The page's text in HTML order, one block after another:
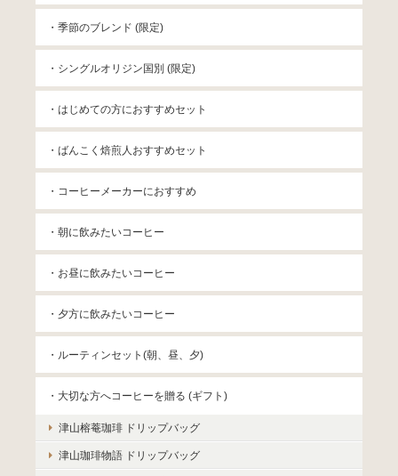
・季節のブレンド (限定)
・シングルオリジン国別 (限定)
・はじめての方におすすめセット
・ばんこく焙煎人おすすめセット
・コーヒーメーカーにおすすめ
・朝に飲みたいコーヒー
・お昼に飲みたいコーヒー
・夕方に飲みたいコーヒー
・ルーティンセット(朝、昼、夕)
・大切な方へコーヒーを贈る (ギフト)
津山榕菴珈琲 ドリップバッグ
津山珈琲物語 ドリップバッグ